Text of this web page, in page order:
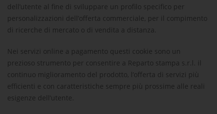
dell’utente al fine di sviluppare un profilo specifico per
personalizzazioni dell’offerta commerciale, per il compimento
di ricerche di mercato o di vendita a distanza.
Nei servizi online a pagamento questi cookie sono un
prezioso strumento per consentire a Reparto stampa s.r.l.
continuo miglioramento del prodotto, l’offerta di servizi più
efficienti e con caratteristiche sempre più prossime alle reali
esigenze dell’utente.